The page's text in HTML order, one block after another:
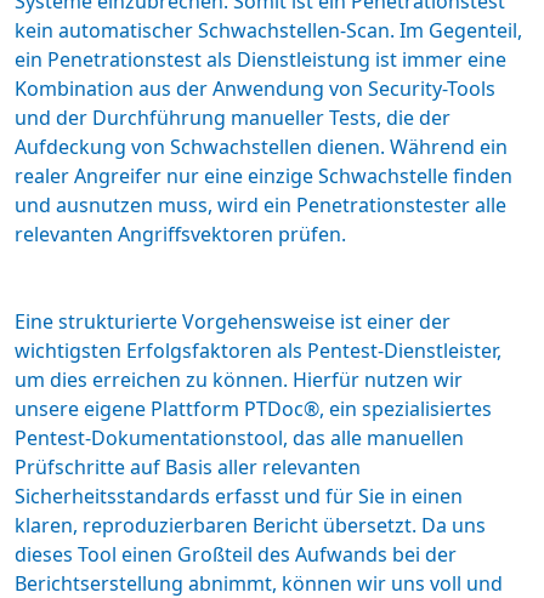
kein automatischer Schwachstellen-Scan. Im Gegenteil,
ein Penetrationstest als Dienstleistung ist immer eine
Kombination aus der Anwendung von Security-Tools
und der Durchführung manueller Tests, die der
Aufdeckung von Schwachstellen dienen. Während ein
realer Angreifer nur eine einzige Schwachstelle finden
und ausnutzen muss, wird ein Penetrationstester alle
relevanten Angriffsvektoren prüfen.
Eine strukturierte Vorgehensweise ist einer der
wichtigsten Erfolgsfaktoren als Pentest-Dienstleister,
um dies erreichen zu können. Hierfür nutzen wir
unsere eigene Plattform PTDoc®, ein spezialisiertes
Pentest-Dokumentationstool, das alle manuellen
Prüfschritte auf Basis aller relevanten
Sicherheitsstandards erfasst und für Sie in einen
klaren, reproduzierbaren Bericht übersetzt. Da uns
dieses Tool einen Großteil des Aufwands bei der
Berichtserstellung abnimmt, können wir uns voll und